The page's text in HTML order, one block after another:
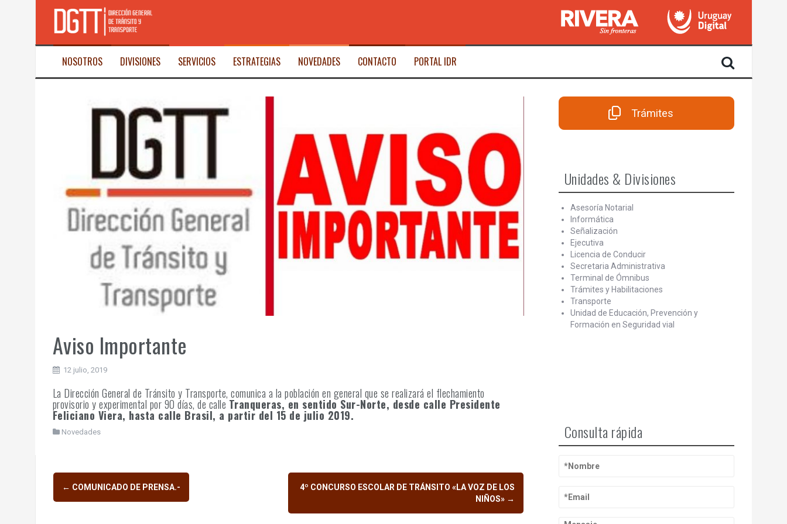
NOSOTROS DIVISIONES SERVICIOS ESTRATEGIAS NOVEDADES CONTACTO PORTAL IDR
Aviso Importante
12 julio, 2019
La Dirección General de Tránsito y Transporte, comunica a la población en general que se realizará el flechamiento
provisorio y experimental por 90 días, de calle Tranqueras, en sentido Sur-Norte, desde calle Presidente
Feliciano Viera, hasta calle Brasil, a partir del 15 de julio 2019.
Novedades
Navegación
de
← COMUNICADO DE PRENSA.-
4º CONCURSO ESCOLAR DE TRÁNSITO «LA VOZ DE LOS
NIÑOS» →
Trámites
Unidades & Divisiones
Asesoría Notarial
Informática
Señalización
Ejecutiva
Licencia de Conducir
Secretaria Administrativa
Terminal de Ómnibus
Trámites y Habilitaciones
Transporte
Unidad de Educación, Prevención y
Formación en Seguridad vial
Consulta rápida